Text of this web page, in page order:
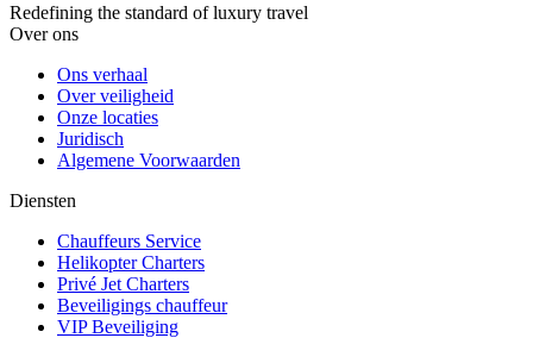
Redefining the standard of luxury travel
Over ons
Ons verhaal
Over veiligheid
Onze locaties
Juridisch
Algemene Voorwaarden
Diensten
Chauffeurs Service
Helikopter Charters
Privé Jet Charters
Beveiligings chauffeur
VIP Beveiliging